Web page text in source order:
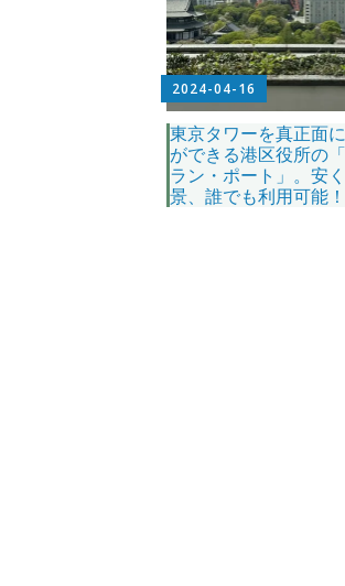
2024-04-16
東京タワーを真正面
ができる港区役所の
ラン・ポート」。安
景、誰でも利用可能！